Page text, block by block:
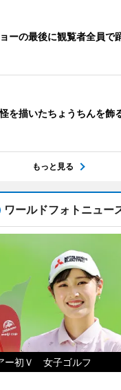
ーの最後に観覧者全員で
を描いたちょうちんを飾
もっと見る
ワールドフォトニュー
ー初Ｖ 女子ゴルフ